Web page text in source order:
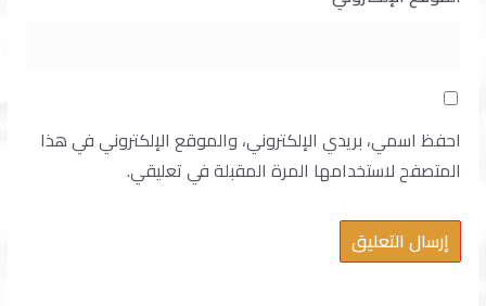
احفظ اسمي، بريدي الإلكتروني، والموقع الإلكتروني في هذا
المتصفح لاستخدامها المرة المقبلة في تعليقي.